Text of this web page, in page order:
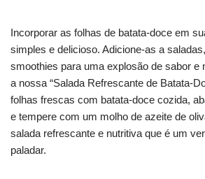
Incorporar as folhas de batata-doce em
simples e delicioso. Adicione-as a
smoothies para uma explosão de sabor e
a nossa “Salada Refrescante de Batata-
folhas frescas com batata-doce cozida,
e tempere com um molho de azeite de
salada refrescante e nutritiva que é um
paladar.